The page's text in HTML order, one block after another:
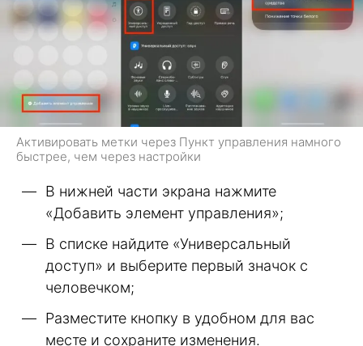
Активировать метки через Пункт управления намного
быстрее, чем через настройки
В нижней части экрана нажмите
«Добавить элемент управления»;
В списке найдите «Универсальный
доступ» и выберите первый значок с
человечком;
Разместите кнопку в удобном для вас
месте и сохраните изменения.